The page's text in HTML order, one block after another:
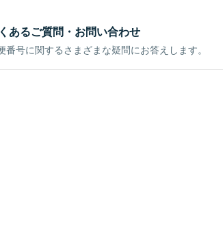
あるご質問・お問い合わせ
番号に関するさまざまな疑問にお答えします。